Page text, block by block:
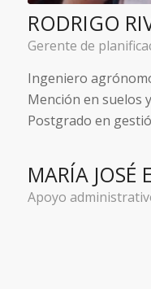
RODRIGO
Gerente de
Ingeniero
Mención en suelos
Postgrado en
MARÍA JOSÉ
Apoyo